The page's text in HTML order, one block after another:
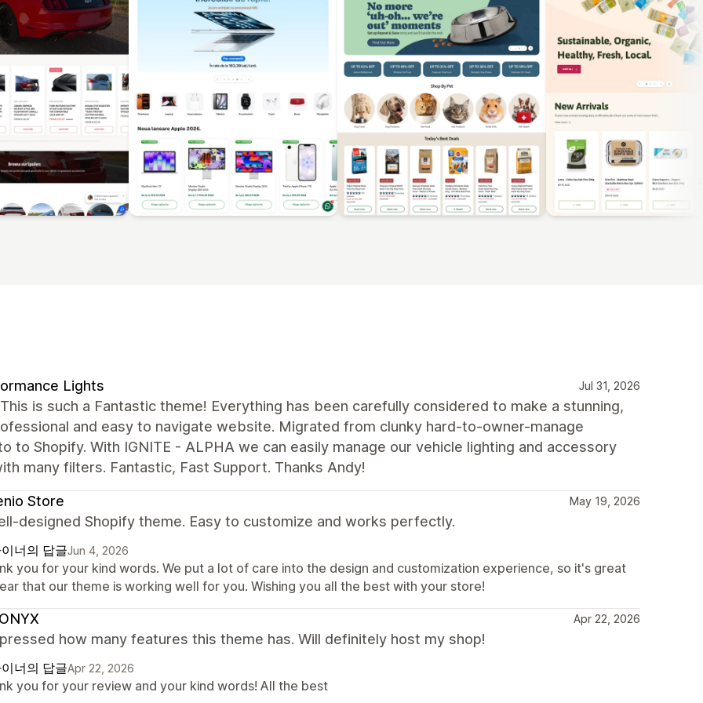
Lights Jul 31, 2026
is such a Fantastic theme! Everything has been carefully considered to make a stunning,
and easy to navigate website. Migrated from clunky hard-to-owner-manage
to Shopify. With IGNITE - ALPHA we can easily manage our vehicle lighting and accessory
many filters. Fantastic, Fast Support. Thanks Andy!
Store May 19, 2026
designed Shopify theme. Easy to customize and works perfectly.
너의 답글Jun 4, 2026
you for your kind words. We put a lot of care into the design and customization experience, so it's great
that our theme is working well for you. Wishing you all the best with your store!
Apr 22, 2026
how many features this theme has. Will definitely host my shop!
너의 답글Apr 22, 2026
you for your review and your kind words! All the best